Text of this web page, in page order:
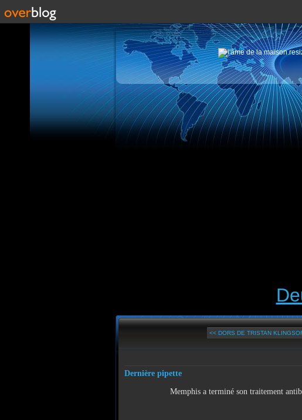
<< DORS DE TRISTAN
Dernière pipette
Memphis a terminé son traitement